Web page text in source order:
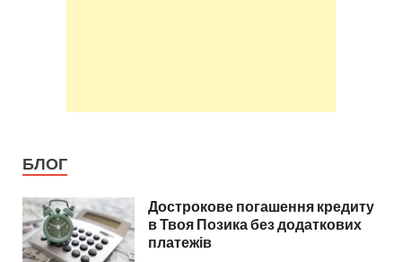
БЛОГ
Дострокове погашення кредиту
в Твоя Позика без додаткових
платежів